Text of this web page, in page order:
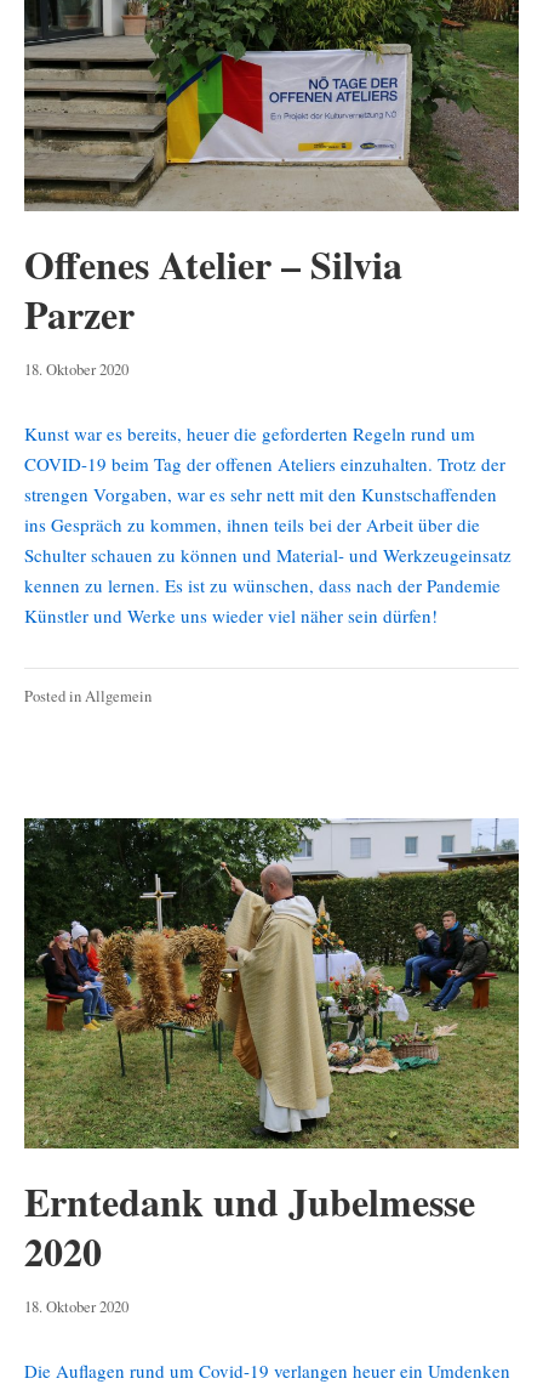
Offenes Atelier – Silvia
Parzer
18. Oktober 202019.
Kunst war es bereits, heuer die geforderten Regeln rund um
COVID-19 beim Tag der offenen Ateliers einzuhalten. Trotz der
strengen Vorgaben, war es sehr nett mit den Kunstschaffenden
ins Gespräch zu kommen, ihnen teils bei der Arbeit über die
Schulter schauen zu können und Material- und Werkzeugeinsatz
kennen zu lernen. Es ist zu wünschen, dass nach der Pandemie
Künstler und Werke uns wieder viel näher sein dürfen!
Posted inAllgemein
Erntedank und Jubelmesse
2020
18. Oktober 202018.
Die Auflagen rund um Covid-19 verlangen heuer ein Umdenken